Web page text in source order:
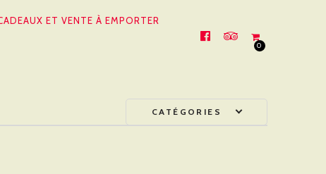
ET VENTE À EMPORTER
FACEBOOK
TRIPADVISOR
0
CATÉGORIES